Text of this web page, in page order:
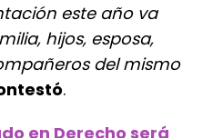
este año va
hijos, esposa,
del mismo
.
en Derecho será